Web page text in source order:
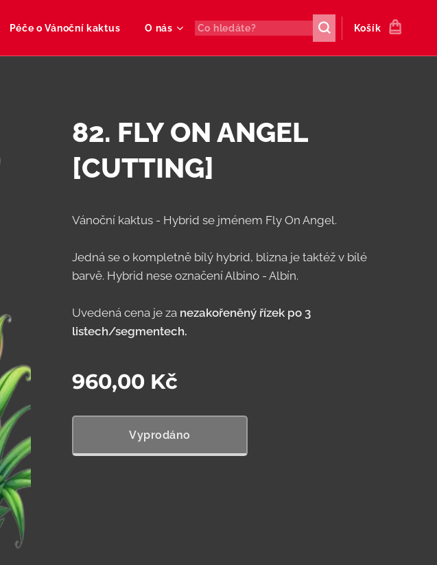
Péče o Vánoční kaktus O nás Košík
82. FLY ON ANGEL
[CUTTING]
Vánoční kaktus - Hybrid se jménem Fly On Angel.
Jedná se o kompletně bílý hybrid, blizna je taktéž v bílé
barvě. Hybrid nese označení Albino - Albín.
Uvedená cena je za nezakořeněný řízek po 3
listech/segmentech.
960,00 Kč
Vyprodáno